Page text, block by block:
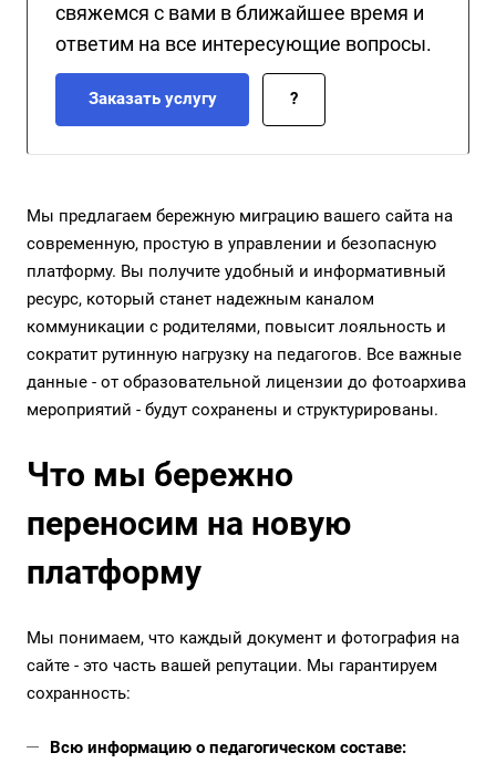
свяжемся с вами в ближайшее время и
ответим на все интересующие вопросы.
Заказать услугу ?
Мы предлагаем бережную миграцию вашего сайта на
современную, простую в управлении и безопасную
платформу. Вы получите удобный и информативный
ресурс, который станет надежным каналом
коммуникации с родителями, повысит лояльность и
сократит рутинную нагрузку на педагогов. Все важные
данные - от образовательной лицензии до фотоархива
мероприятий - будут сохранены и структурированы.
Что мы бережно
переносим на новую
платформу
Мы понимаем, что каждый документ и фотография на
сайте - это часть вашей репутации. Мы гарантируем
сохранность:
Всю информацию о педагогическом составе: